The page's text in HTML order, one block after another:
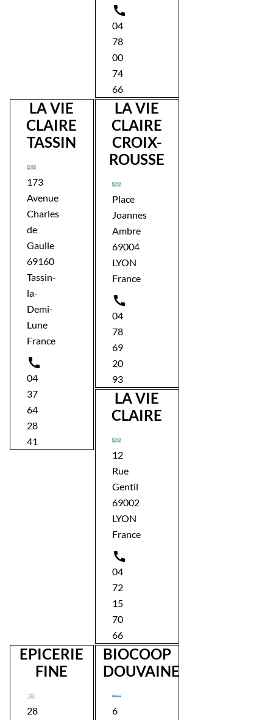

04
78
00
74
66
LA VIE
CLAIRE
TASSIN
173
Avenue
Charles
de
Gaulle
69160
Tassin-
la-
Demi-
Lune
France

04
37
64
28
41
LA VIE
CLAIRE
CROIX-
ROUSSE
Place
Joannes
Ambre
69004
LYON
France

04
78
69
20
93
LA VIE
CLAIRE
12
Rue
Gentil
69002
LYON
France

04
72
15
70
66
EPICERIE
FINE
28
BIOCOOP
DOUVAINE
6